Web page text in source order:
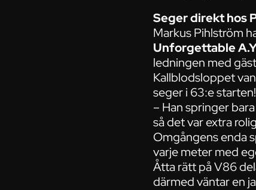
Seger direkt hos
Markus Pihlström
Unforgettable
ledningen med
Kallblodsloppet
seger i 63:e
– Han springer
så det var extra
Omgångens enda
varje meter med
Åtta rätt på V86
därmed väntar en